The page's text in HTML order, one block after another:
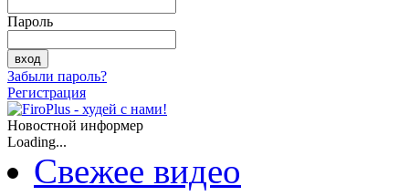
Пароль
Забыли пароль?
Регистрация
Новостной информер
Loading...
Свежее видео